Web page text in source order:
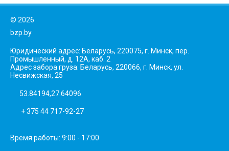
© 2026
bzp.by
Юридический адрес: Беларусь, 220075, г. Минск, пер.
Промышленный, д. 12А, каб. 2
Адрес забора груза: Беларусь, 220066, г. Минск, ул.
Несвижская, 25
53.84194,27.64096
+ 375 44 717-92-27
Время работы: 9:00 - 17:00